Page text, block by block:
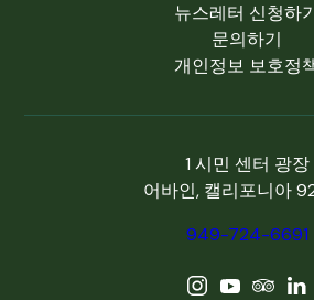
뉴스레터 신청하
문의하기
개인정보 보호정
1 시민 센터 광장
어바인, 캘리포니아
949-724-6691